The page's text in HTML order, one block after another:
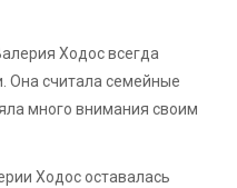
Ходос всегда
Она считала семейные
много внимания своим
Ходос оставалась